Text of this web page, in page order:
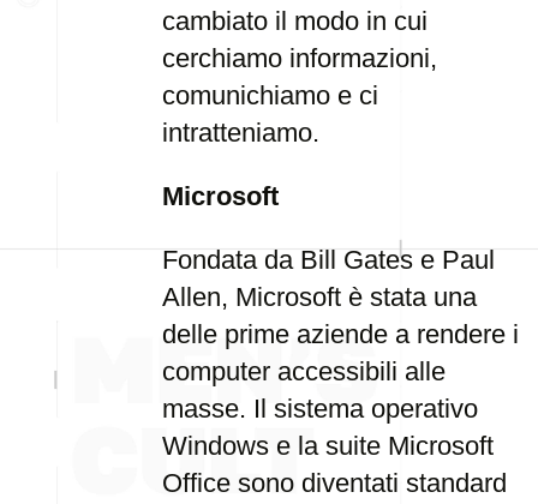
cambiato il modo in cui
cerchiamo informazioni,
comunichiamo e ci
intratteniamo.
Microsoft
Fondata da Bill Gates e Paul
Allen, Microsoft è stata una
delle prime aziende a rendere i
computer accessibili alle
masse. Il sistema operativo
Windows e la suite Microsoft
Office sono diventati standard